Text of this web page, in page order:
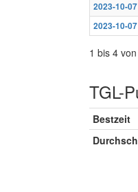
2023-10-07
2023-10-07
1 bis 4
TGL-
Bestzeit